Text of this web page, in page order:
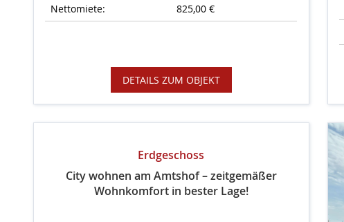
Nettomiete:
825,00 €
DETAILS ZUM OBJEKT
Erdgeschoss
City wohnen am Amtshof – zeitgemäßer
Wohnkomfort in bester Lage!